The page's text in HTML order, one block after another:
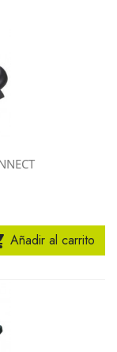
Añadir al carrito